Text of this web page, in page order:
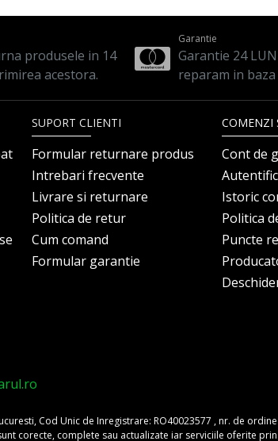
produsele in 14
acestora.
Garantie
Garantie 24
reparam in
SUPORT CLIENTI
Formular returnare produs
Intrebari frecvente
Livrare si returnare
Politica de retur
Cum comand
Formular garantie
COMENZI
Cont de
Istoric
Politica
Puncte
Cod Unic de Inregistrare: RO40023577 , nr. de
corecte, complete sau actualizate iar serviciile oferite